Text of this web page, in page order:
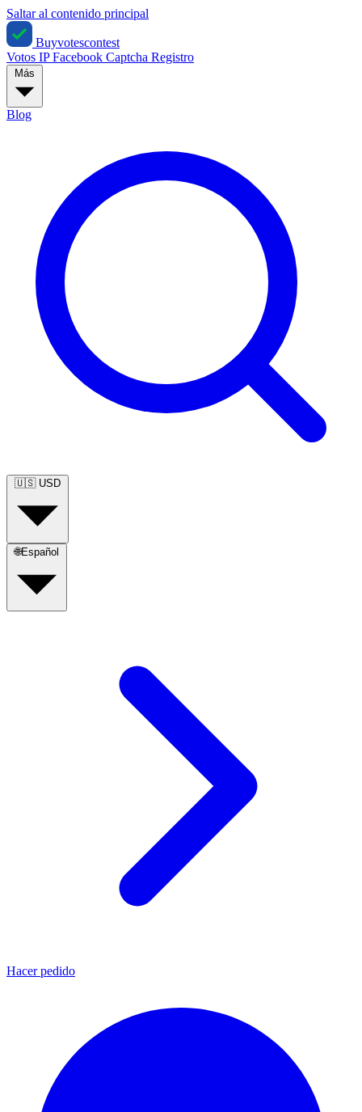
Saltar al contenido principal
Buyvotescontest
Votos IPFacebook Captcha Registro
Blog
🇺🇸 USD
🌐Español
Hacer pedido